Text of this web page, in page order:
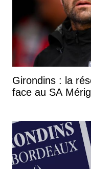
Girondins : la
face au SA